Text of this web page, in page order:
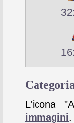
L'icona
immagini.